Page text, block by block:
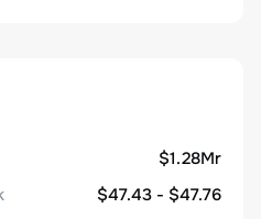
$1.28Mr
$47.43 - $47.76